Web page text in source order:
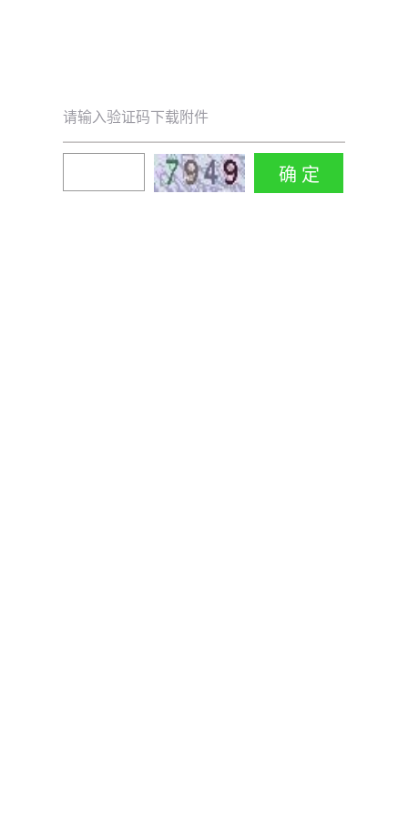
请输入验证码下载附件